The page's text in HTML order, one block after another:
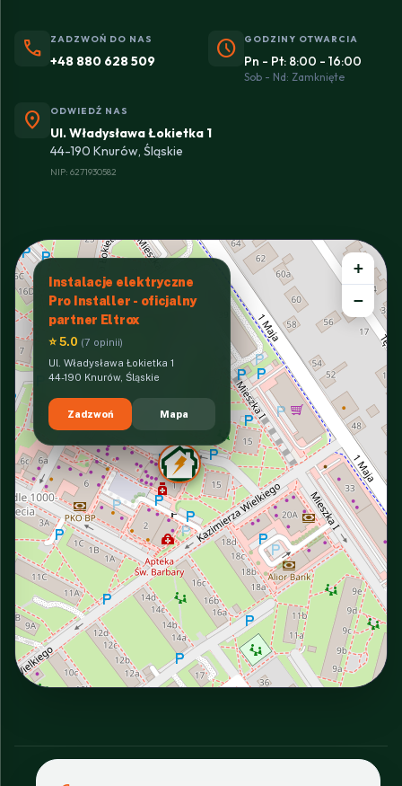
phone ZADZWOŃ DO NAS
+48 880 628 509 schedule GODZINY OTWARCIA
Pn - Pt: 8:00 - 16:00
Sob - Nd: Zamknięte
location_on ODWIEDŹ NAS
Ul. Władysława Łokietka 1
44-190 Knurów, Śląskie
NIP: 6271930582
Instalacje elektryczne
Pro Installer - oficjalny
partner Eltrox
⭐ 5.0 (7 opinii)
Ul. Władysława Łokietka 1
44-190 Knurów, Śląskie
Zadzwoń Mapa
+
−
INTERACTIVE VIEW